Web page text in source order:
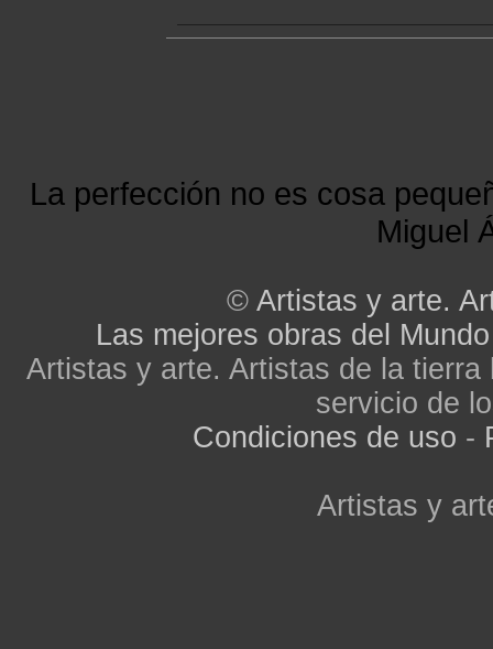
La perfección no es cosa
Miguel
© Artistas y arte.
Las mejores obras del Mundo
Artistas y arte. Artistas de la
servicio de
Condiciones de uso -
Artistas y